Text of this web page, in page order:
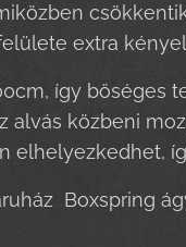
extra
így bőséges
alvás közbeni
Boxspring